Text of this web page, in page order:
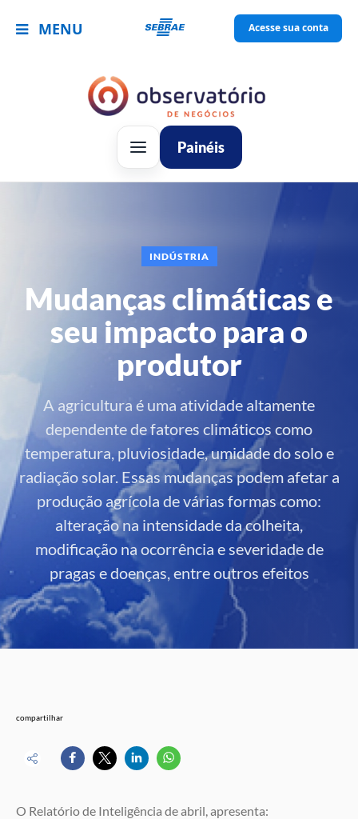
MENU Acesse sua conta
Painéis
INDÚSTRIA
Mudanças climáticas e
seu impacto para o
produtor
A agricultura é uma atividade altamente
dependente de fatores climáticos como
temperatura, pluviosidade, umidade do solo e
radiação solar. Essas mudanças podem afetar a
produção agrícola de várias formas como:
alteração na intensidade da colheita,
modificação na ocorrência e severidade de
pragas e doenças, entre outros efeitos
compartilhar
O Relatório de Inteligência de abril, apresenta: